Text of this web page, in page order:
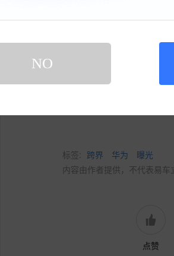
NO
问界是赛力斯和华
另起炉灶找了字节跳动
标签: 跨界 华为
曝光
内容由作者提供，不代表易车
点赞